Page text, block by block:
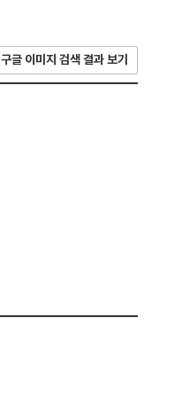
구글 이미지 검색 결과 보기